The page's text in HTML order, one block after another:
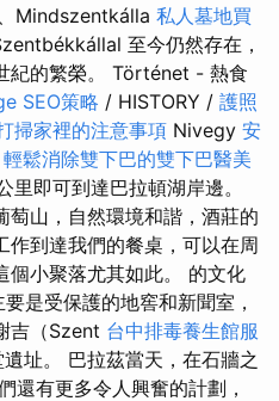
Mindszentkálla 私人墓地買
至今仍然存在，
紀的繁榮。 Történet - 熱食
SEO策略 / HISTORY / 護照
掃家裡的注意事項 Nivegy 安
輕鬆消除雙下巴的雙下巴醫美
即可到達巴拉頓湖岸邊。
萄山，自然環境和諧，酒莊的
作到達我們的餐桌，可以在周
個小聚落尤其如此。 的文化
是受保護的地窖和新聞室，
吉（Szent 台中排毒養生館服
址。 巴拉茲當天，在石牆之
還有更多令人興奮的計劃，